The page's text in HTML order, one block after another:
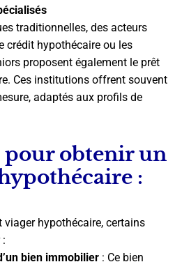
traditionnelles, des acteurs
crédit hypothécaire ou les
proposent également le prêt
Ces institutions offrent souvent
adaptés aux profils de
pour obtenir un
:
viager hypothécaire, certains
bien immobilier : Ce bien